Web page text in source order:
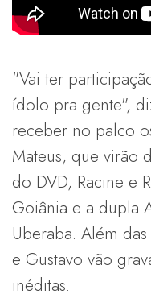
"Vai ter
ídolo pra gente",
receber no palco
Mateus, que virão
do DVD, Racine e
Goiânia e a dupla
Uberaba. Além
e Gustavo vão
inéditas.